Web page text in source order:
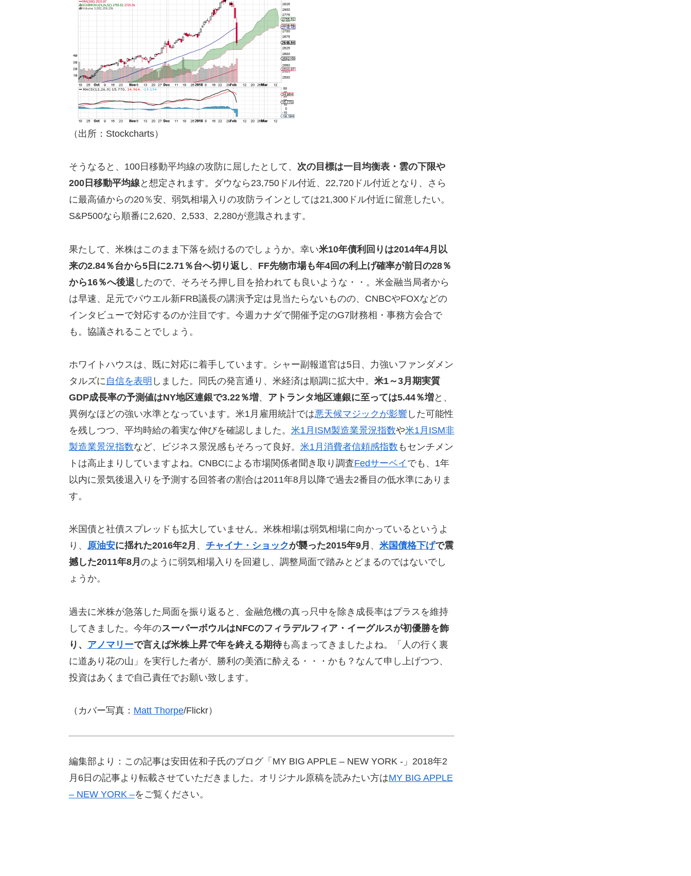
（出所：Stockcharts）
そうなると、100日移動平均線の攻防に屈したとして、 次の目標は一目均衡表・雲の下限や
200日移動平均線と想定されます。ダウなら23,750ドル付近、22,720ドル付近となり、さら
に最高値からの20％安、弱気相場入りの攻防ラインとしては21,300ドル付近に留意したい。
S&P500なら順番に2,620、2,533、2,280が意識されます。
果たして、米株はこのまま下落を続けるのでしょうか。幸い米10年債利回りは2014年4月以
来の2.84％台から5日に2.71％台へ切り返し 、 FF先物市場も年4回の利上げ確率が前日の28％
から16％へ後退 したので、そろそろ押し目を拾われても良いような・・。米金融当局者から
は早速、足元でパウエル新FRB議長の講演予定は見当たらないものの、CNBCやFOXなどの
インタビューで対応するのか注目です。今週カナダで開催予定のG7財務相・事務方会合で
も。協議されることでしょう。
ホワイトハウスは、既に対応に着手しています。シャー副報道官は5日、力強いファンダメン
タルズに自信を表明 しました。同氏の発言通り、米経済は順調に拡大中。 米1～3月期実質
GDP成長率の予測値はNY地区連銀で3.22％増、 アトランタ地区連銀に至っては5.44％増と、
異例なほどの強い水準となっています。米1月雇用統計では悪天候マジックが影響した可能性
を残しつつ、平均時給の着実な伸びを確認しました。 米1月ISM製造業景況指数や米1月ISM非
製造業景況指数など、ビジネス景況感もそろって良好。 米1月消費者信頼感指数 もセンチメン
トは高止まりしていますよね。CNBCによる市場関係者聞き取り調査Fedサーベイ でも、1年
以内に景気後退入りを予測する回答者の割合は2011年8月以降で過去2番目の低水準にありま
す。
米国債と社債スプレッドも拡大していません。米株相場は弱気相場に向かっているというよ
り、 原油安に揺れた2016年2月 、 チャイナ・ショックが襲った2015年9月 、 米国債格下げで震
撼した2011年8月 のように弱気相場入りを回避し、調整局面で踏みとどまるのではないでし
ょうか。
過去に米株が急落した局面を振り返ると、金融危機の真っ只中を除き成長率はプラスを維持
してきました。今年のスーパーボウルはNFCのフィラデルフィア・イーグルスが初優勝を飾
り、 アノマリーで言えば米株上昇で年を終える期待も高まってきましたよね。「人の行く裏
に道あり花の山」を実行した者が、勝利の美酒に酔える・・・かも？なんて申し上げつつ、
投資はあくまで自己責任でお願い致します。
（カバー写真： Matt Thorpe/Flickr）
編集部より：この記事は安田佐和子氏のブログ「MY BIG APPLE – NEW YORK -」2018年2
月6日の記事より転載させていただきました。オリジナル原稿を読みたい方はMY BIG APPLE
– NEW YORK –をご覧ください。